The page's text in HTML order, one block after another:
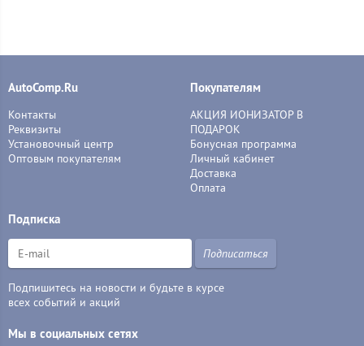
AutoComp.Ru
Контакты
Реквизиты
Установочный центр
Оптовым покупателям
Покупателям
АКЦИЯ ИОНИЗАТОР В
ПОДАРОК
Бонусная программа
Личный кабинет
Доставка
Оплата
Подписка
Подписаться
Подпишитесь на новости и будьте в курсе
всех событий и акций
Мы в социальных сетях